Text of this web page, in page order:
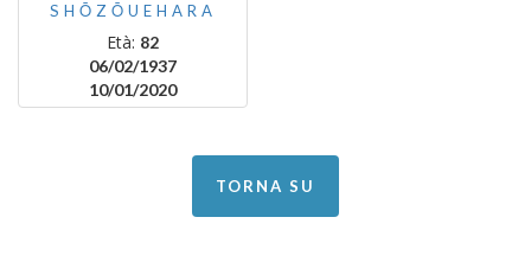
SHŌZŌUEHARA
Età: 82
06/02/1937
10/01/2020
TORNA SU